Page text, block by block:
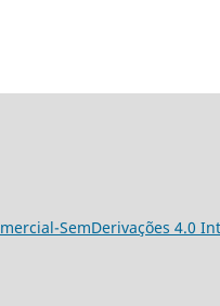
SemDerivações 4.0